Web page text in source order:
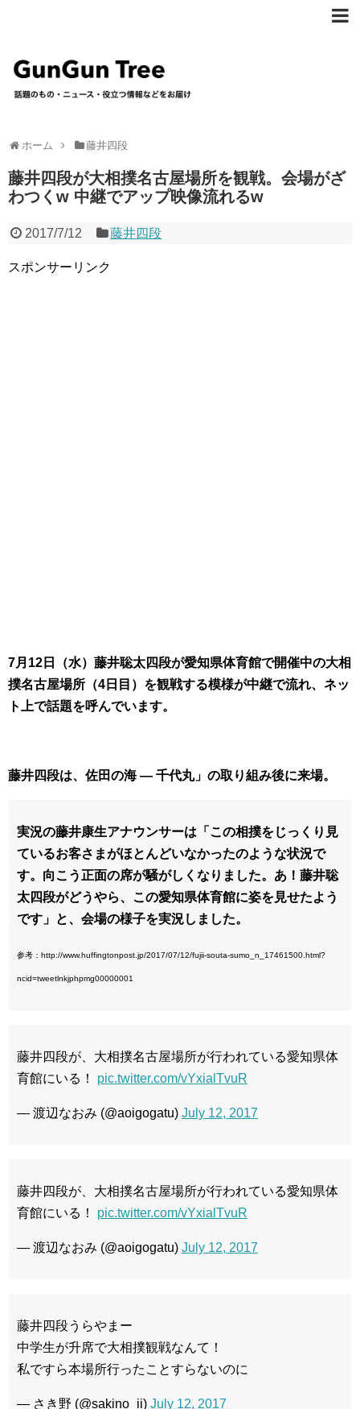
ホーム 藤井四段
藤井四段が大相撲名古屋場所を観戦。会場がざ
わつくw 中継でアップ映像流れるw
2017/7/12 藤井四段
スポンサーリンク
7月12日（水）藤井聡太四段が愛知県体育館で開催中の大相
撲名古屋場所（4日目）を観戦する模様が中継で流れ、ネッ
ト上で話題を呼んでいます。
藤井四段は、佐田の海 ― 千代丸」の取り組み後に来場。
実況の藤井康生アナウンサーは「この相撲をじっくり見
ているお客さまがほとんどいなかったのような状況で
す。向こう正面の席が騒がしくなりました。あ！藤井聡
太四段がどうやら、この愛知県体育館に姿を見せたよう
です」と、会場の様子を実況しました。
参考：http://www.huffingtonpost.jp/2017/07/12/fujii-souta-sumo_n_17461500.html?
ncid=tweetlnkjphpmg00000001
藤井四段が、大相撲名古屋場所が行われている愛知県体
育館にいる！ pic.twitter.com/vYxialTvuR
— 渡辺なおみ (@aoigogatu) July 12, 2017
藤井四段が、大相撲名古屋場所が行われている愛知県体
育館にいる！ pic.twitter.com/vYxialTvuR
— 渡辺なおみ (@aoigogatu) July 12, 2017
藤井四段うらやまー
中学生が升席で大相撲観戦なんて！
私ですら本場所行ったことすらないのに
— さき野 (@sakino_ii) July 12, 2017